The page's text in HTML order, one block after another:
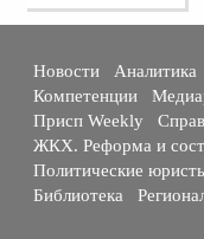
Новости Аналитика
Компетенции
Присп Weekly
ЖКХ. Реформа и
Политические
Библиотека